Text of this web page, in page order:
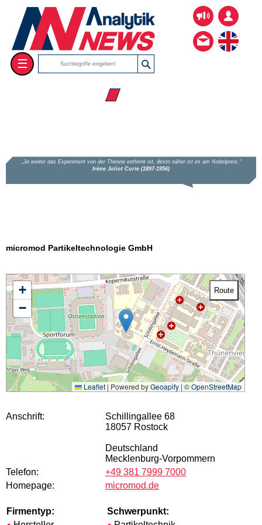
☰
☰ Firmenverzeichnis
micromod Partikeltechnologie GmbH
+
−
Route
Leaflet | Powered byGeoapify| ©OpenStreetMap
Anschrift:
Schillingallee 68
18057 Rostock
Deutschland
Mecklenburg-Vorpommern
Telefon:
+49 381 7999 7000
Homepage:
micromod.de
Firmentyp:
Schwerpunkt: